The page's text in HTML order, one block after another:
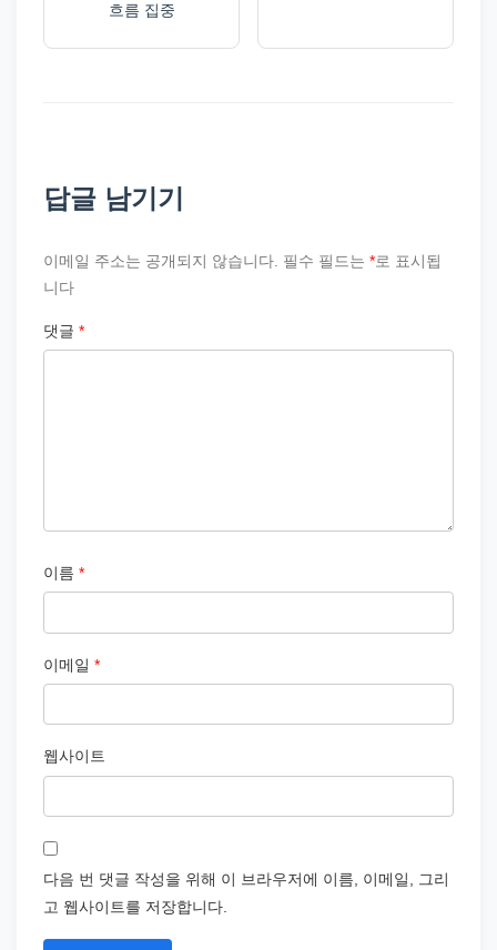
흐름 집중
답글 남기기
이메일 주소는 공개되지 않습니다. 필수 필드는 *로 표시됩
니다
댓글 *
이름 *
이메일 *
웹사이트
다음 번 댓글 작성을 위해 이 브라우저에 이름, 이메일, 그리
고 웹사이트를 저장합니다.